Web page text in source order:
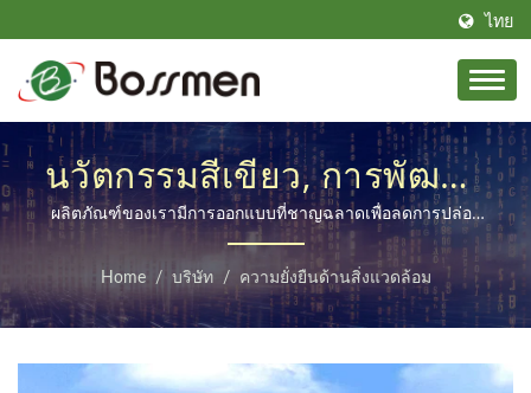
ไทย
นวัตกรรมสีเขียว, การพัฒนา
ที่ยั่งยืน
ผลิตภัณฑ์ของเรามีการออกแบบที่ชาญฉลาดเพื่อลดการปล่อย
ก๊าซคาร์บอนและใช้ส่วนประกอบที่ปราศจากตะกั่วและไม่เป็น
พิษเพื่อให้แน่ใจว่ากระบวนการผลิตเป็นมิตรกับสิ่งแวดล้อม เรา
มุ่งมั่นสู่ความยั่งยืนและทุ่มเทในการสร้างสภาพแวดล้อมการ
ทำงานและการใช้ชีวิตที่มีสุขภาพดีและเป็นมิตรกับสิ่งแวดล้อม
Home / บริษัท / ความยั่งยืนด้านสิ่งแวดล้อม